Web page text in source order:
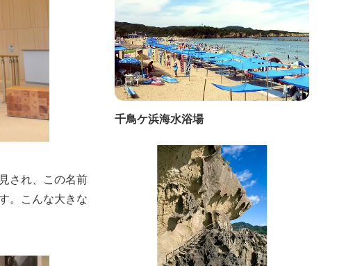
され、この名前
。こんな大きな
千鳥ケ浜海水浴場